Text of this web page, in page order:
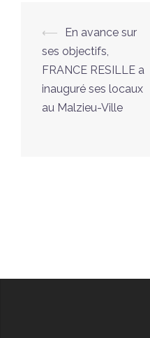
Navigation
d’article
⟵
En avance sur
ses objectifs,
FRANCE RESILLE a
inauguré ses locaux
au Malzieu-Ville